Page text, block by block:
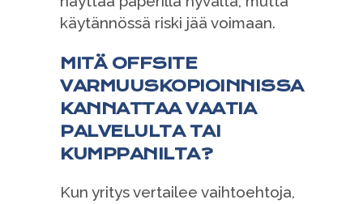
käytännössä riski jää voimaan.
MITÄ OFFSITE
VARMUUSKOPIOINNISSA
KANNATTAA VAATIA
PALVELULTA TAI
KUMPPANILTA?
Kun yritys vertailee vaihtoehtoja,